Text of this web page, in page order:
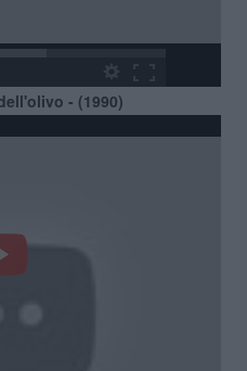
- (1990)